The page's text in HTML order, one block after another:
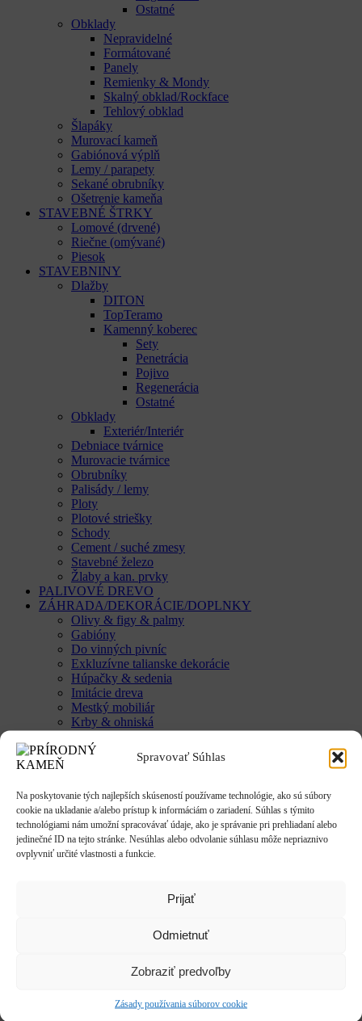
Spravovať Súhlas
Na poskytovanie tých najlepších skúseností používame technológie, ako sú súbory
cookie na ukladanie a/alebo prístup k informáciám o zariadení. Súhlas s týmito
technológiami nám umožní spracovávať údaje, ako je správanie pri prehliadaní alebo
jedinečné ID na tejto stránke. Nesúhlas alebo odvolanie súhlasu môže nepriaznivo
ovplyvniť určité vlastnosti a funkcie.
Prijať
Odmietnuť
Zobraziť predvoľby
Zásady používania súborov cookie
Ostatné
Obklady
Nepravidelné
Formátované
Panely
Remienky & Mondy
Skalný obklad/Rockface
Tehlový obklad
Šlapáky
Murovací kameň
Gabiónová výplň
Lemy / parapety
Sekané obrubníky
Ošetrenie kameňa
STAVEBNÉ ŠTRKY
Lomové (drvené)
Riečne (omývané)
Piesok
STAVEBNINY
Dlažby
DITON
TopTeramo
Kamenný koberec
Sety
Penetrácia
Pojivo
Regenerácia
Ostatné
Obklady
Exteriér/Interiér
Debniace tvárnice
Murovacie tvárnice
Obrubníky
Palisády / lemy
Ploty
Plotové striešky
Schody
Cement / suché zmesy
Stavebné železo
Žlaby a kan. prvky
PALIVOVÉ DREVO
ZÁHRADA/DEKORÁCIE/DOPLNKY
Olivy & figy & palmy
Gabióny
Do vinných pivníc
Exkluzívne talianske dekorácie
Húpačky & sedenia
Imitácie dreva
Mestký mobiliár
Krby & ohniská
Kvetináče & Záhony
Kovové kvetináče
LUX
SMART
Vyvýšené záhony
Studne / fontány
Reliéfy
Anjeli & Sv. sochy
Zvieratá
Tienidlá & Svietidlá